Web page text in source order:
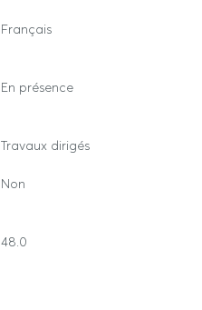
Français
En présence
Travaux dirigés
Non
48.0